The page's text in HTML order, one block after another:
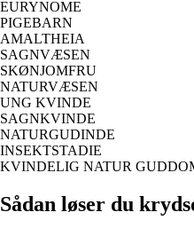
EURYNOME
PIGEBARN
AMALTHEIA
SAGNVÆSEN
SKØNJOMFRU
NATURVÆSEN
UNG KVINDE
SAGNKVINDE
NATURGUDINDE
INSEKTSTADIE
KVINDELIG NATUR
Sådan løser du